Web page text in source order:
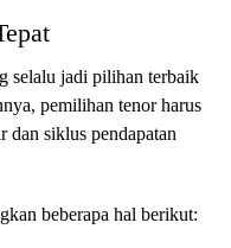
selalu jadi pilihan terbaik
pemilihan tenor harus
dan siklus pendapatan
beberapa hal berikut: